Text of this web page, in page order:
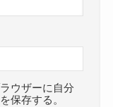
ウザーに自分
保存する。